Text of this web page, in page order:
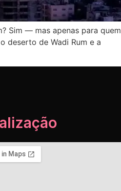
Sim — mas apenas para quem
deserto de Wadi Rum e a